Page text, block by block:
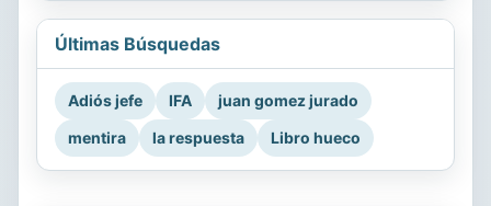
Últimas Búsquedas
Adiós jefe IFA
juan gomez jurado
mentira
la respuesta Libro hueco